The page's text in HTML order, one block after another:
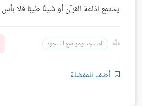
يستمع إذاعة القرآن أو شيئًا طيبًا فلا بأس.
المساجد ومواضع السجود
أضف للمفضلة